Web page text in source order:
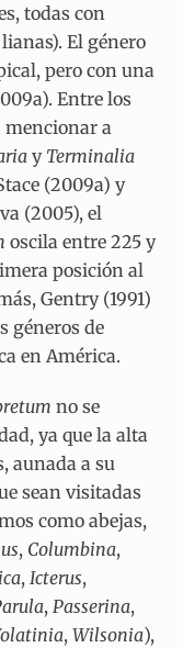
todas con
El género
pero con una
Entre los
mencionar a
y Terminalia
(2009a) y
(2005), el
oscila entre 225 y
posición al
Gentry (1991)
géneros de
en América.
no se
ya que la alta
aunada a su
sean visitadas
como abejas,
, Columbina,
,Icterus,
,Passerina,
, Wilsonia),